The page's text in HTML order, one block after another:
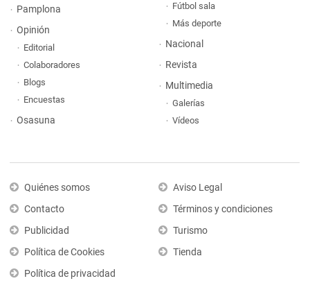
Pamplona
Opinión
Editorial
Colaboradores
Blogs
Encuestas
Osasuna
Fútbol sala
Más deporte
Nacional
Revista
Multimedia
Galerías
Vídeos
Quiénes somos
Contacto
Publicidad
Política de Cookies
Política de privacidad
Aviso Legal
Términos y condiciones
Turismo
Tienda